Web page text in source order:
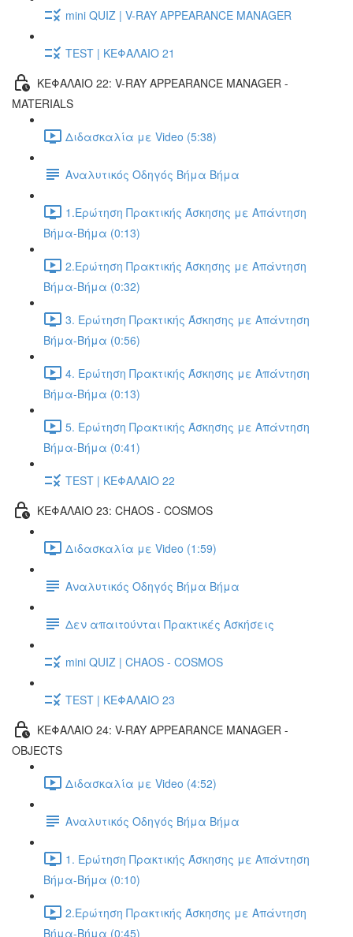
mini QUIZ | V-RAY APPEARANCE MANAGER
TEST | ΚΕΦΑΛΑΙΟ 21
ΚΕΦΑΛΑΙΟ 22: V-RAY APPEARANCE MANAGER -
MATERIALS
Διδασκαλία με Video (5:38)
Αναλυτικός Οδηγός Βήμα Βήμα
1.Ερώτηση Πρακτικής Άσκησης με Απάντηση
Βήμα-Βήμα (0:13)
2.Ερώτηση Πρακτικής Άσκησης με Απάντηση
Βήμα-Βήμα (0:32)
3. Ερώτηση Πρακτικής Άσκησης με Απάντηση
Βήμα-Βήμα (0:56)
4. Ερώτηση Πρακτικής Άσκησης με Απάντηση
Βήμα-Βήμα (0:13)
5. Ερώτηση Πρακτικής Άσκησης με Απάντηση
Βήμα-Βήμα (0:41)
TEST | ΚΕΦΑΛΑΙΟ 22
ΚΕΦΑΛΑΙΟ 23: CHAOS - COSMOS
Διδασκαλία με Video (1:59)
Αναλυτικός Οδηγός Βήμα Βήμα
Δεν απαιτούνται Πρακτικές Ασκήσεις
mini QUIZ | CHAOS - COSMOS
TEST | ΚΕΦΑΛΑΙΟ 23
ΚΕΦΑΛΑΙΟ 24: V-RAY APPEARANCE MANAGER -
OBJECTS
Διδασκαλία με Video (4:52)
Αναλυτικός Οδηγός Βήμα Βήμα
1. Ερώτηση Πρακτικής Άσκησης με Απάντηση
Βήμα-Βήμα (0:10)
2.Ερώτηση Πρακτικής Άσκησης με Απάντηση
Βήμα-Βήμα (0:45)